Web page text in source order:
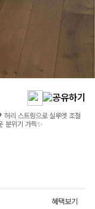
허리 스트링으로 실루엣 조절
분위기 가득✨
혜택보기